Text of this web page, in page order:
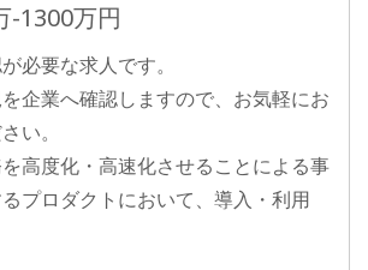
-1300万円
必要な求人です。
企業へ確認しますので、お気軽にお
い。
高度化・高速化させることによる事
プロダクトにおいて、導入・利用